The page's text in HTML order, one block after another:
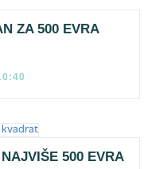
ZA 500 EVRA
500 EVRA